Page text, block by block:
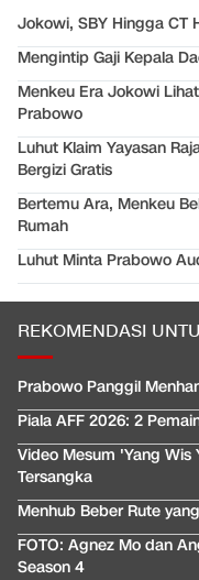
Jokowi, SBY Hingga CT
Mengintip Gaji Kepala
Menkeu Era Jokowi
Prabowo
Luhut Klaim Yayasan
Bergizi Gratis
Bertemu Ara, Menkeu
Rumah
Luhut Minta Prabowo
REKOMENDASI
Prabowo Panggil
Piala AFF 2026: 2
Video Mesum 'Yang
Tersangka
Menhub Beber Rute
FOTO: Agnez Mo dan
Season 4